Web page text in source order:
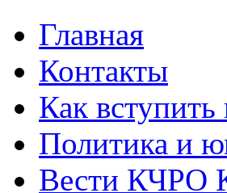
Главная
Контакты
Как
Политика и
Вести КЧРО